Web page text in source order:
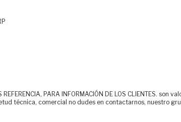
REFERENCIA, PARA INFORMACIÓN DE LOS CLIENTES.
técnica, comercial no dudes en contactarnos, nuestro